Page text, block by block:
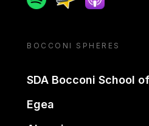
BOCCONI SPHERES
SDA Bocconi School
Egea